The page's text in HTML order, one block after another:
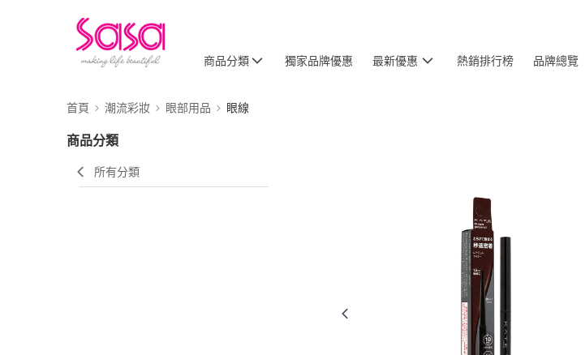
商品分類 獨家品牌優惠 最新優惠 熱銷排行榜 品牌總覽
首頁 潮流彩妝 眼部用品 眼線
商品分類
所有分類